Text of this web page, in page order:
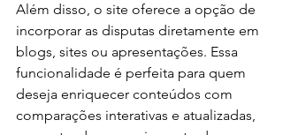
Além disso, o site oferece a opção de
incorporar as disputas diretamente em
blogs, sites ou apresentações. Essa
funcionalidade é perfeita para quem
deseja enriquecer conteúdos com
comparações interativas e atualizadas,